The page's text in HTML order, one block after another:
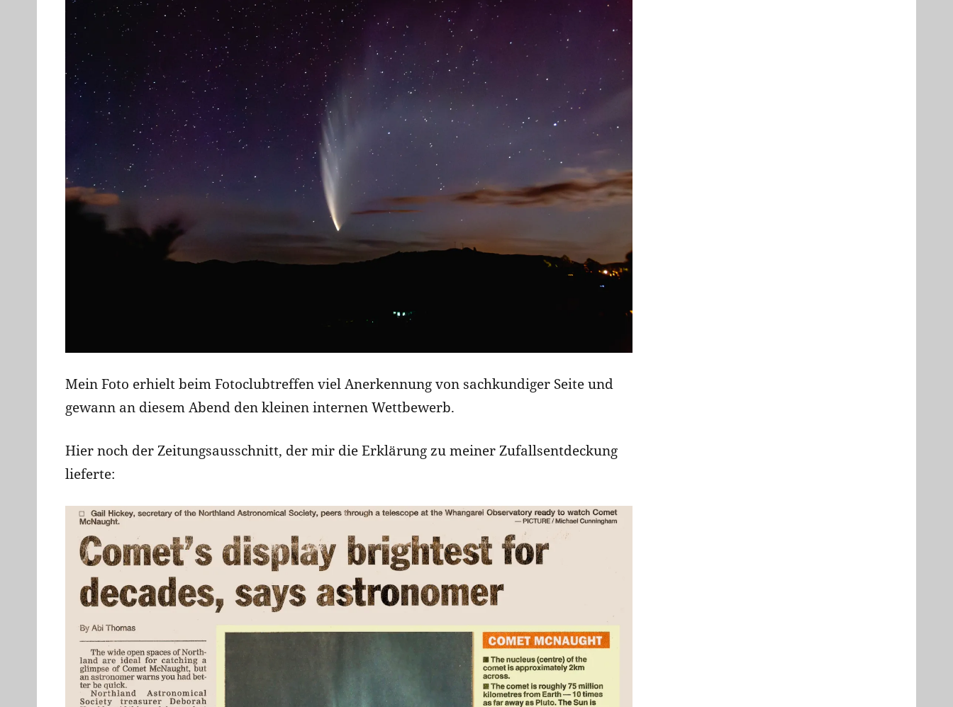
Mein Foto erhielt beim Fotoclubtreffen viel Anerkennung von sachkundiger Seite und
gewann an diesem Abend den kleinen internen Wettbewerb.
Hier noch der Zeitungsausschnitt, der mir die Erklärung zu meiner Zufallsentdeckung
lieferte: